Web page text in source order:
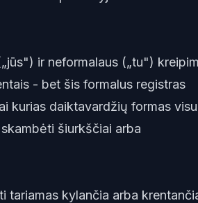
ir neformalaus („tu")
- bet šis formalus registras
kurias daiktavardžių formas
šiurkščiai arba
tariamas kylančia arba